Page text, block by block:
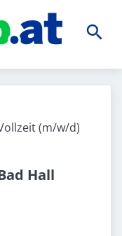
(m/w/d)
Hall